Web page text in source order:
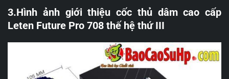
3.Hình ảnh giới thiệu cốc thủ dâm cao cấp
Leten Future Pro 708 thế hệ thứ III